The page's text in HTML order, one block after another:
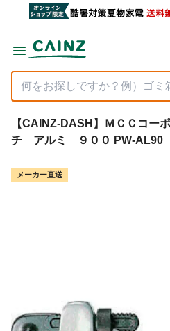
【CAINZ-DASH】ＭＣＣコー
チ アルミ ９００ PW-AL90【
メーカー直送